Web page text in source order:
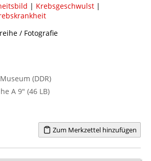
| Krebsgeschwulst |
/ Fotografie
(DDR)
A 9" (46 LB)
Zum Merkzettel hinzufügen